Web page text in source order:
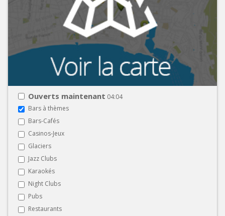
Ouverts maintenant 04:04
Bars à thèmes
Bars-Cafés
Casinos-Jeux
Glaciers
Jazz Clubs
Karaokés
Night Clubs
Pubs
Restaurants